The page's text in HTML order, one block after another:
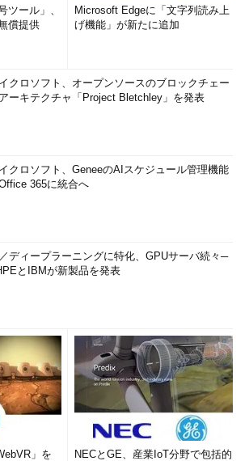
ツール」、
償提供
Microsoft Edgeに「文字列読み上
げ機能」が新たに追加
クロソフト、オープンソースのブロックチェー
ーキテクチャ「Project Bletchley」を発表
クロソフト、GeneeのAIスケジュール管理機能
365に統合へ
ディープラーニングに特化、GPUサーバ続々─
とIBMが新製品を発表
」を
NECとGE、産業IoT分野で包括的